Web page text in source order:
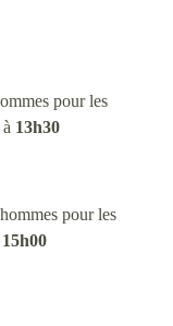
pour les
13h30
pour les
15h00